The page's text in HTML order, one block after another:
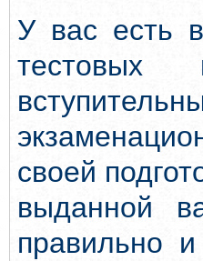
У вас есть
тестовых
своей
выданной
правильно